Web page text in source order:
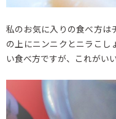
私のお気に入りの食べ方は
の上にニンニクとニラこ
い食べ方ですが、これがい